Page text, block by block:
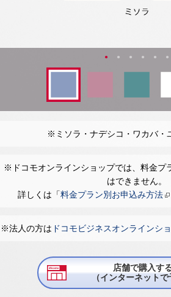
※ミソラ・ナデシコ・ワカバ・
※ドコモオンラインショップでは、料金プ
はできません。
詳しくは「料金プラン別お申込み方法
※法人の方は ドコモビジネスオンラインシ
店舗で購入す
（インターネットで